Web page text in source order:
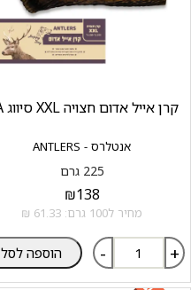
אנטלרס - ANTLERS
קרן אייל אדום חצויה XXL סיווג AA
225 גרם
₪138
מחיר ל100 גרם: 61.33 ₪
- + הוספה לסל